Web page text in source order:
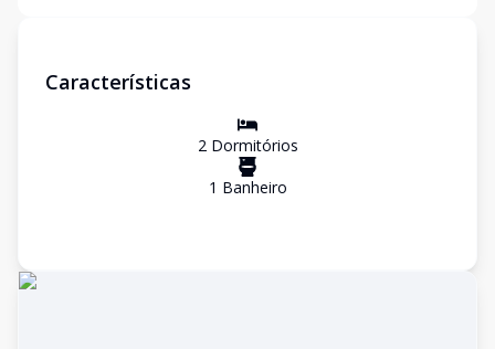
Características
2Dormitórios
1 Banheiro